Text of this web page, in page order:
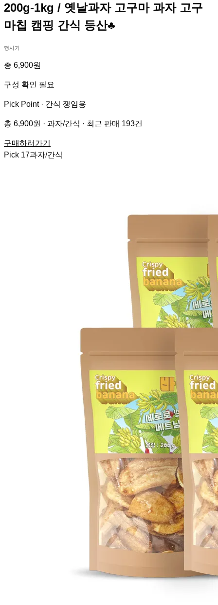
200g-1kg / 옛날과자 고구마 과자 고구
마칩 캠핑 간식 등산♣
행사가
총 6,900원
구성 확인 필요
Pick Point · 간식 쟁임용
총 6,900원 · 과자/간식 · 최근 판매 193건
구매하러가기
Pick 17과자/간식